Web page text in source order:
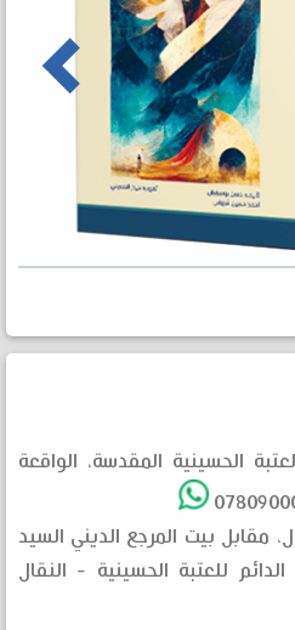
الحسينية المقدسة، الواقعة
مقابل بيت المرجع الديني السيد
للعتبة الحسينية - النقال